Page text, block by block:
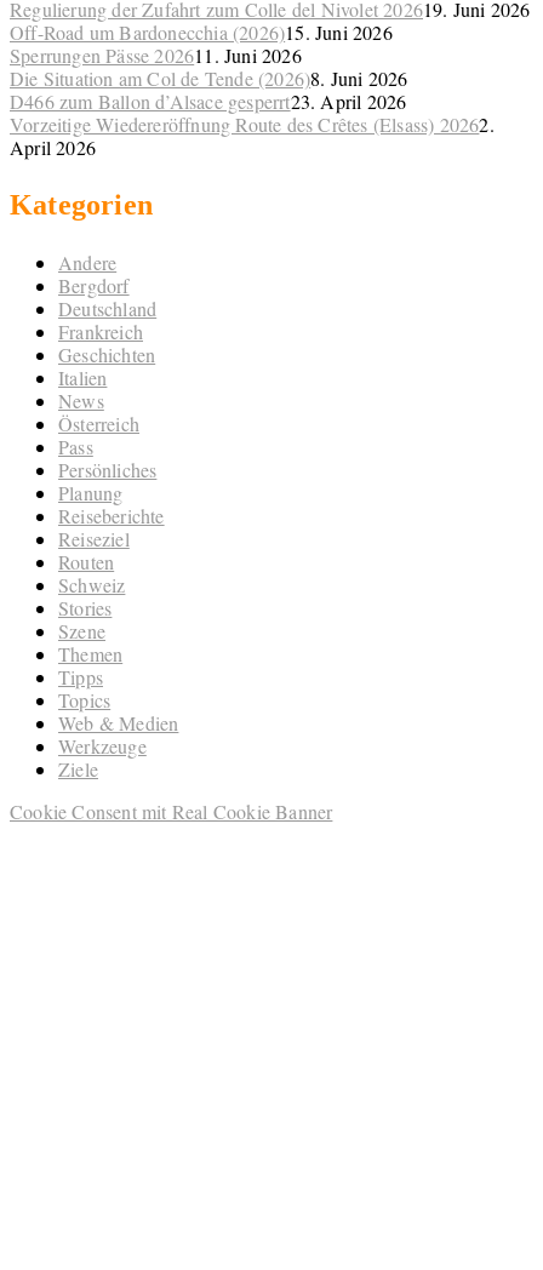
Regulierung der Zufahrt zum Colle del Nivolet 202619. Juni 2026
Off-Road um Bardonecchia (2026)15. Juni 2026
Sperrungen Pässe 202611. Juni 2026
Die Situation am Col de Tende (2026)8. Juni 2026
D466 zum Ballon d’Alsace gesperrt23. April 2026
Vorzeitige Wiedereröffnung Route des Crêtes (Elsass) 20262.
April 2026
Kategorien
Andere
Bergdorf
Deutschland
Frankreich
Geschichten
Italien
News
Österreich
Pass
Persönliches
Planung
Reiseberichte
Reiseziel
Routen
Schweiz
Stories
Szene
Themen
Tipps
Topics
Web & Medien
Werkzeuge
Ziele
Cookie Consent mit Real Cookie Banner